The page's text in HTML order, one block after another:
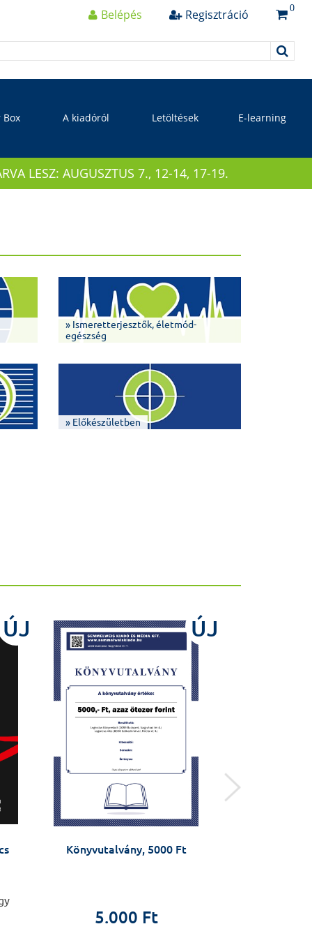
Belépés Regisztráció 0
Box A kiadóról Letöltések E-learning
LESZ: AUGUSZTUS 7., 12-14, 17-19.
» Ismeretterjesztők, életmód-
egészség
» Előkészületben
ÚJ ÚJ
Könyvutalvány, 5000 Ft
5.000 Ft